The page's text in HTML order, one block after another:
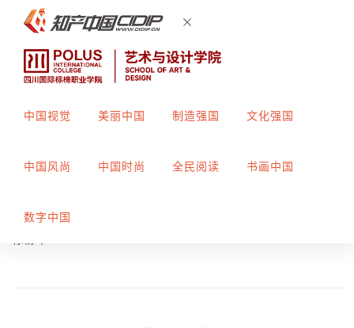
中国视觉 美丽中国 制造强国 文化强国
中国风尚 中国时尚 全民阅读 书画中国
数字中国
指导教师：